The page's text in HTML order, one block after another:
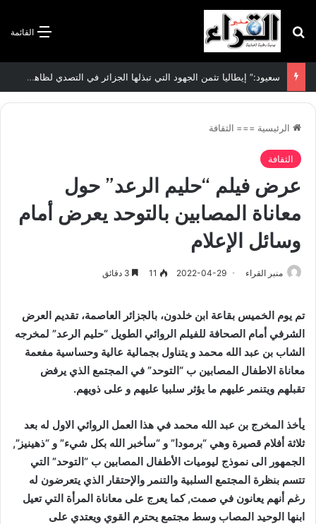
القائمة بحث عن
الاتفاقية الأممية بشأن تغير المناخ :الجزائر تودع مساهمتها الوطنية المحددة لسنة 2026
الرئيسية === الثقافة
الثقافة
عرض فيلم “حليم الرعد” حول
معاناة المصابين بالتوحد يعرض أمام
وسائل الإعلام
منبر القراء 2022-04-29
11
تم يوم الخميس بقاعة ابن خلدون، بالجزائر العاصمة، تقديم العرض
الشرفي أمام الصحافة للفيلم الروائي الطويل “حليم الرعد” لمخرجه
الشاب بن عبد الله محمد و يتناول بجمالية عالية وحساسية مفعمة
معاناة الاطفال المصابين ب “التوحد” في المجتمع الذي يرفض
تقبلهم ويتنمر عليهم ما يؤثر سلبيا عليهم و على ذويهم.
يأخذ المخرج بن عبد الله محمد في هذا العمل الروائي الاول له بعد
ثلاثة أفلام قصيرة وهي “برمودا” و “سأخبر الله بكل شيء” و “ذهينيز”,
الجمهور الى نموذج ليوميات الأطفال المصابين ب “التوحد” التي
تتسم بنظرة المجتمع السلبية والتنمر والإحتقار الذي يتعرضون له
رغم أنهم يعانون في صمت, كما يعرج على معاناة المرأة التي تعيل
ابنها الوحيد المصاب وسط مجتمع يحترم القوي ويعتدي على